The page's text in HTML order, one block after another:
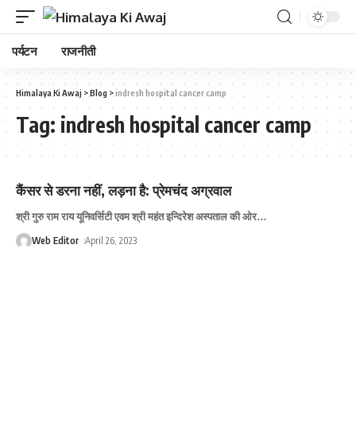
पर्यटन राजनीती
Himalaya Ki Awaj >Blog >indresh hospital cancer camp
Tag: indresh hospital cancer camp
कैंसर से डरना नहीं, लड़ना है: प्रेमचंद अग्रवाल
श्री गुरु राम राय यूनिवर्सिटी एवम श्री महंत इन्दिरेश अस्पताल की ओर…
Web Editor April 26, 2023